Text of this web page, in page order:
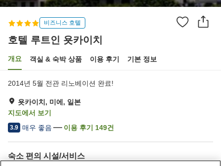
비즈니스 호텔
호텔 루트인 욧카이치
개요 객실 & 숙박 상품 이용 후기 기본 정보
2014년 5월 전관 리노베이션 완료!
욧카이치, 미에, 일본
지도에서 보기
3.9 매우 좋음 이용 후기 149건
숙소 편의 시설/서비스